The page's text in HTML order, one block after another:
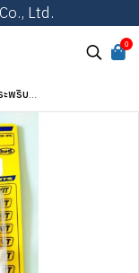
Ltd.
0
ริตส์มาส